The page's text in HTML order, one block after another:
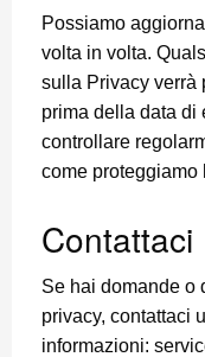
Possiamo
volta in volta.
sulla Privacy verrà
prima della data di
controllare
come proteggiamo
Contattaci
Se hai domande o
privacy, contattaci
informazioni: